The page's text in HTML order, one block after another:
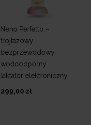
Neno Perfetto –
trójfazowy
bezprzewodowy
wodoodporny
laktator elektroniczny
299,00 zł